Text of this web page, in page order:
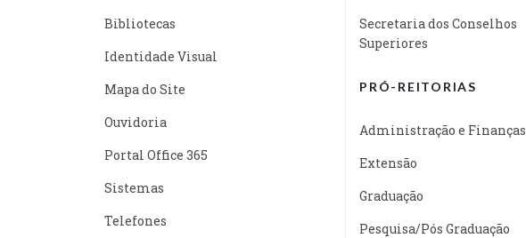
Bibliotecas
Identidade Visual
Mapa do Site
Ouvidoria
Portal Office 365
Sistemas
Telefones
Secretaria dos Conselhos
Superiores
PRÓ-REITORIAS
Administração e Finanças
Extensão
Graduação
Pesquisa/Pós Graduação